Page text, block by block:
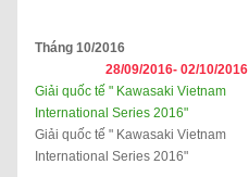
Tháng 10/2016
28/09/2016- 02/10/2016
Giải quốc tế " Kawasaki Vietnam
International Series 2016"
Giải quốc tế " Kawasaki Vietnam
International Series 2016"